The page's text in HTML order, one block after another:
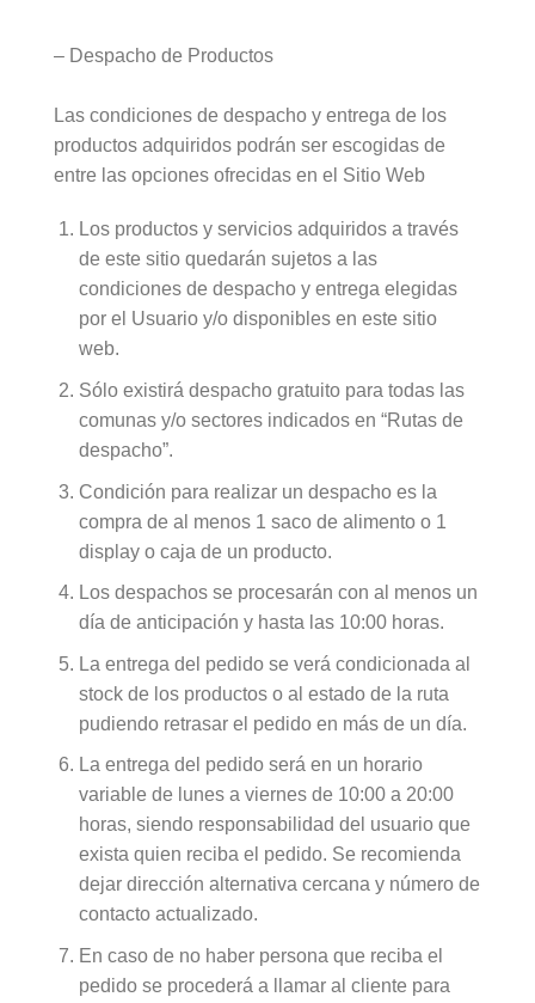
– Despacho de Productos
Las condiciones de despacho y entrega de los
productos adquiridos podrán ser escogidas de
entre las opciones ofrecidas en el Sitio Web
Los productos y servicios adquiridos a través
de este sitio quedarán sujetos a las
condiciones de despacho y entrega elegidas
por el Usuario y/o disponibles en este sitio
web.
Sólo existirá despacho gratuito para todas las
comunas y/o sectores indicados en “Rutas de
despacho”.
Condición para realizar un despacho es la
compra de al menos 1 saco de alimento o 1
display o caja de un producto.
Los despachos se procesarán con al menos un
día de anticipación y hasta las 10:00 horas.
La entrega del pedido se verá condicionada al
stock de los productos o al estado de la ruta
pudiendo retrasar el pedido en más de un día.
La entrega del pedido será en un horario
variable de lunes a viernes de 10:00 a 20:00
horas, siendo responsabilidad del usuario que
exista quien reciba el pedido. Se recomienda
dejar dirección alternativa cercana y número de
contacto actualizado.
En caso de no haber persona que reciba el
pedido se procederá a llamar al cliente para